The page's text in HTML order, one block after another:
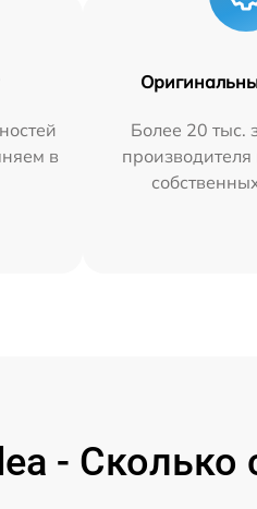
в
Более 20 тыс.
- Сколько